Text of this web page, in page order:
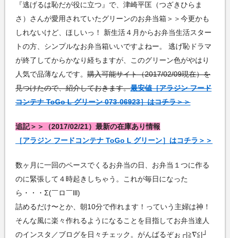
『逃げるは恥だが役に立つ』で、津崎平匡（つざきひらま
さ）さんが愛用されていたグリーンのお弁当箱＞＞今更かも
しれないけど、ほしいっ！ 新生活４月からお弁当生活スター
トの方、シンプルなお弁当箱いいですよねー。 逃げ恥ドラマ
が終了してからかなり経ちますが、このグリーン色がやはり
人気で品薄なんです。 購入可能サイト（2017/02/09現在）を
見つけたので、紹介しておきます。最安値［アラジン フード
コンテナ ToGo L グリーン 073-06923］はコチラ＞＞
追記＞＞（2017/02/21）最新の在庫あり情報
［アラジン フードコンテナ ToGo L グリーン］はコチラ＞＞
数ヶ月に一回のペースでくるお弁当の日、お弁当１つに作る
のに緊張して４時起きしちゃう。これが毎日になった
ら・・・Σ(￣ロ￣lll)
詰めるだけ〜とか、朝10分で作れます！っていう主婦は神！
そんな風に楽々作れるようになることを目指してお弁当達人
のインスタ／ブログを日々チェック。がんばるぞぉ┌|≧∇≦|┘